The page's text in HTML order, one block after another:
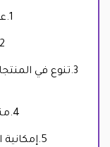
1.عروض متجددة بإستمرار.
2.منتجات جيدة الصنع.
3.تنوع في
4.منتجات مناسبة للجنسين.
5.إمكانية التواصل من خلال السناب شات